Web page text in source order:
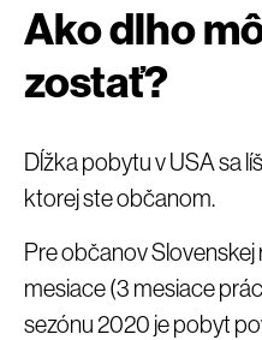
Ako dlho
zostať?
Dĺžka pobytu v USA sa
ktorej ste občanom.
Pre občanov
mesiace (3 mesiace
sezónu 2020 je pobyt